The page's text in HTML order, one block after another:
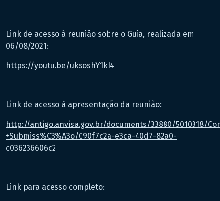
Link de acesso à reunião sobre o Guia, realizada em
06/08/2021:
https://youtu.be/uksoshY1kI4
Link de acesso à apresentação da reunião:
http://antigo.anvisa.gov.br/documents/33880/5010318/
+Submiss%C3%A3o/090f7c2a-e3ca-40d7-82a0-
c036236606c2
Link para acesso completo: